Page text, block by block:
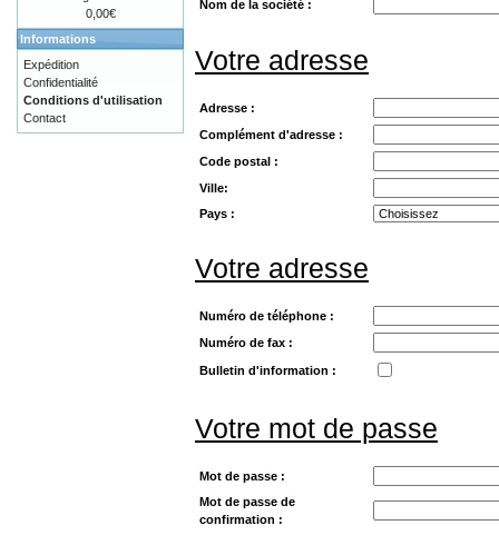
Nom de la société :
Votre adresse
Adresse :
Complément d'adresse :
Code postal :
Ville:
Pays :
Votre adresse
Numéro de téléphone :
Numéro de fax :
Bulletin d'information :
Votre mot de passe
Mot de passe :
Mot de passe de
confirmation :
0,00€
Informations
Expédition
Confidentialité
Conditions d'utilisation
Contact